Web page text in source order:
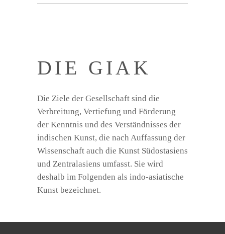
for:
DIE GIAK
Die Ziele der Gesellschaft sind die
Verbreitung, Vertiefung und Förderung
der Kenntnis und des Verständnisses der
indischen Kunst, die nach Auffassung der
Wissenschaft auch die Kunst Südostasiens
und Zentralasiens umfasst. Sie wird
deshalb im Folgenden als indo-asiatische
Kunst bezeichnet.